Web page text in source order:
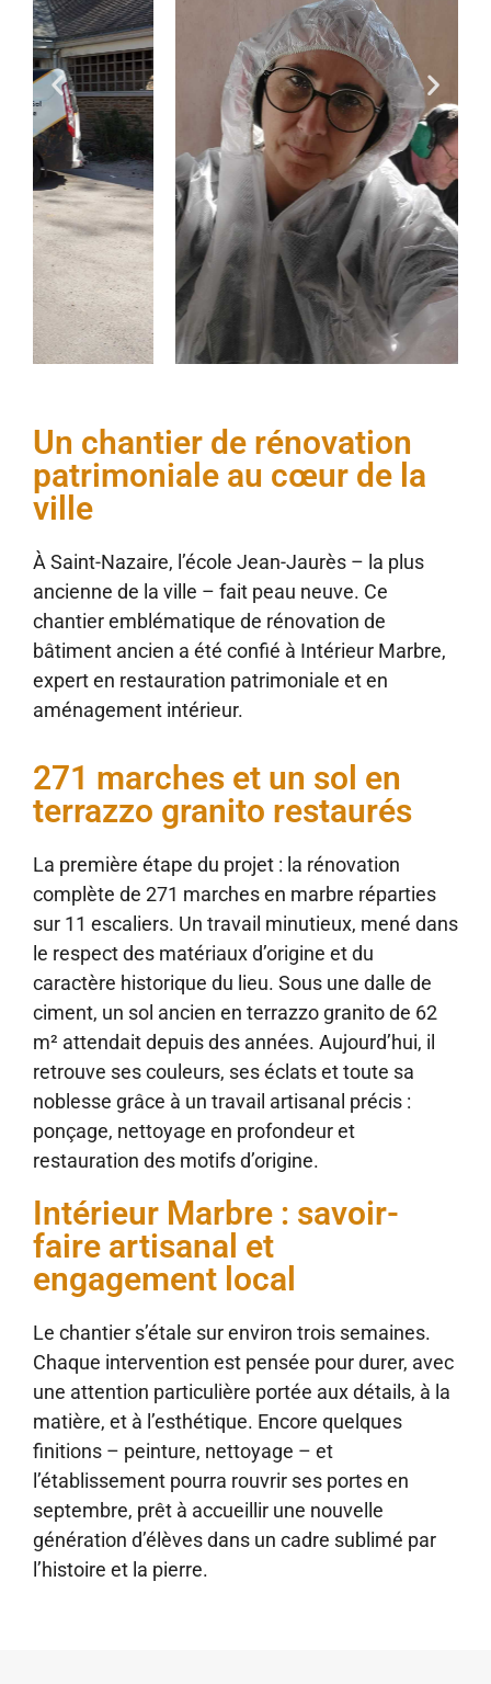
Un chantier de rénovation
patrimoniale au cœur de la
ville
À Saint-Nazaire, l’école Jean-Jaurès – la plus
ancienne de la ville – fait peau neuve. Ce
chantier emblématique de rénovation de
bâtiment ancien a été confié à Intérieur Marbre,
expert en restauration patrimoniale et en
aménagement intérieur.
271 marches et un sol en
terrazzo granito restaurés
La première étape du projet : la rénovation
complète de 271 marches en marbre réparties
sur 11 escaliers. Un travail minutieux, mené dans
le respect des matériaux d’origine et du
caractère historique du lieu. Sous une dalle de
ciment, un sol ancien en terrazzo granito de 62
m² attendait depuis des années. Aujourd’hui, il
retrouve ses couleurs, ses éclats et toute sa
noblesse grâce à un travail artisanal précis :
ponçage, nettoyage en profondeur et
restauration des motifs d’origine.
Intérieur Marbre : savoir-
faire artisanal et
engagement local
Le chantier s’étale sur environ trois semaines.
Chaque intervention est pensée pour durer, avec
une attention particulière portée aux détails, à la
matière, et à l’esthétique. Encore quelques
finitions – peinture, nettoyage – et
l’établissement pourra rouvrir ses portes en
septembre, prêt à accueillir une nouvelle
génération d’élèves dans un cadre sublimé par
l’histoire et la pierre.